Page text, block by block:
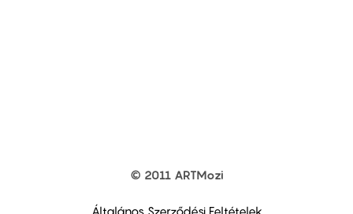
© 2011 ARTMozi
Általános Szerződési Feltételek